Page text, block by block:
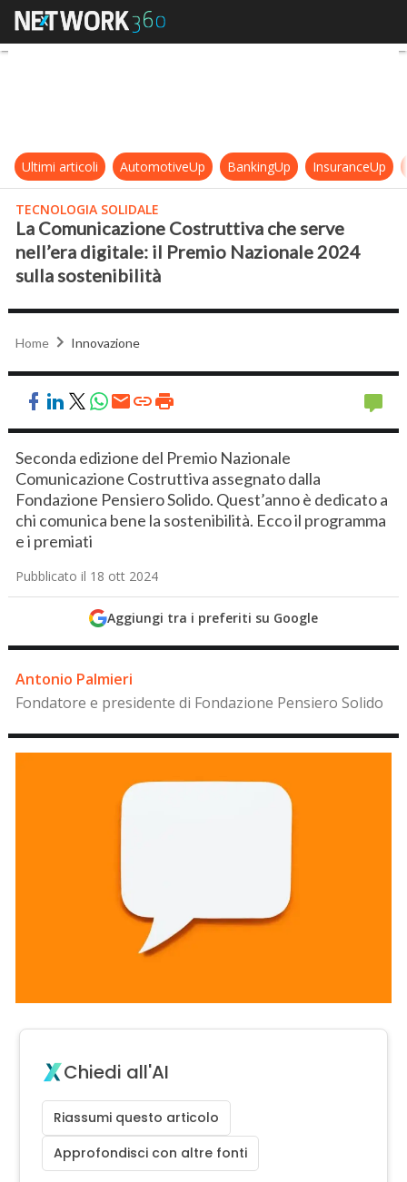
La Comunicazione Costruttiva
Ultimi articoli AutomotiveUp BankingUp InsuranceUp
TECNOLOGIA SOLIDALE
La Comunicazione Costruttiva che serve
nell’era digitale: il Premio Nazionale 2024
sulla sostenibilità
Home Innovazione
Seconda edizione del Premio Nazionale
Comunicazione Costruttiva assegnato dalla
Fondazione Pensiero Solido. Quest’anno è dedicato a
chi comunica bene la sostenibilità. Ecco il programma
e i premiati
Pubblicato il 18 ott 2024
Aggiungi tra i preferiti su Google
Antonio Palmieri
Fondatore e presidente di Fondazione Pensiero Solido
Chiedi all'AI
Riassumi questo articolo
Approfondisci con altre fonti